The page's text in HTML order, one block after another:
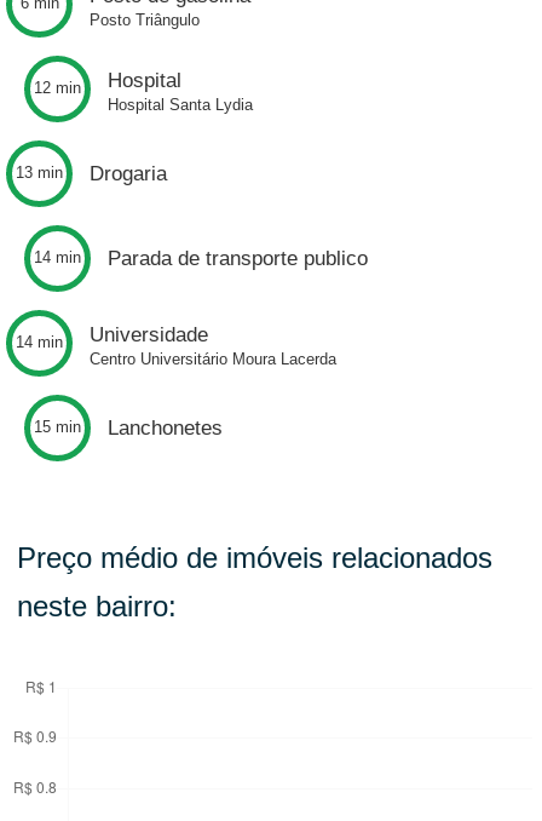
Posto Triângulo
12 min Hospital
Hospital Santa Lydia
13 min Drogaria
14 min Parada de transporte publico
14 min Universidade
Centro Universitário Moura Lacerda
15 min Lanchonetes
Preço médio de imóveis relacionados
neste bairro: